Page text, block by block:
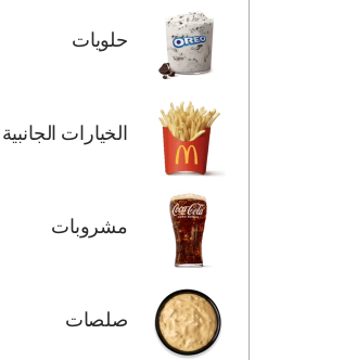
حلويات
الخيارات الجانبية
مشروبات
صلصات